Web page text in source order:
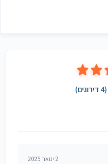
4דירוגים)
2 ינואר 2025